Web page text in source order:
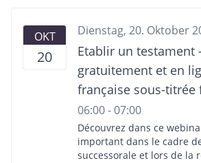
Präsentation
Erbrechtsexperte, Dr. iur.
kostenloser
Individuelle Erstellung
Beantwortung Ihrer Fragen
OKT
20
Dienstag, 20. Oktober
Etablir un testament -
gratuitement et en
française sous-titrée
06:00 - 07:00
Découvrez dans ce
important dans le cadre
successorale et lors de la